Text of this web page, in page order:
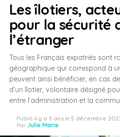
Les îlotiers,
pour la sécurité
l’étranger
Tous les Français expatriés sont
géographique qui correspond à
peuvent ainsi bénéficier, en cas
d’un îlotier, volontaire désigné
entre l’administration et la
Publié il y a 3 ans le 5 décembre
Par Julie Marie